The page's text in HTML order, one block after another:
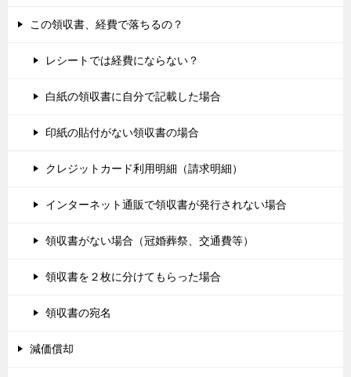
この領収書、経費で落ちるの？
レシートでは経費にならない？
白紙の領収書に自分で記載した場合
印紙の貼付がない領収書の場合
クレジットカード利用明細（請求明細）
インターネット通販で領収書が発行されない場合
領収書がない場合（冠婚葬祭、交通費等）
領収書を２枚に分けてもらった場合
領収書の宛名
減価償却